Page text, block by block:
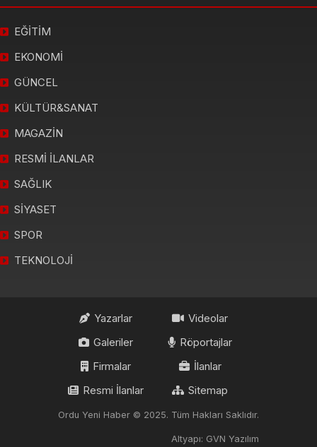
EĞİTİM
EKONOMİ
GÜNCEL
KÜLTÜR&SANAT
MAGAZİN
RESMİ İLANLAR
SAĞLIK
SİYASET
SPOR
TEKNOLOJİ
Yazarlar
Videolar
Galeriler
Röportajlar
Firmalar
İlanlar
Resmi İlanlar
Sitemap
Ordu Yeni Haber © 2025. Tüm Hakları Saklıdır.
Altyapı: GVN Yazılım